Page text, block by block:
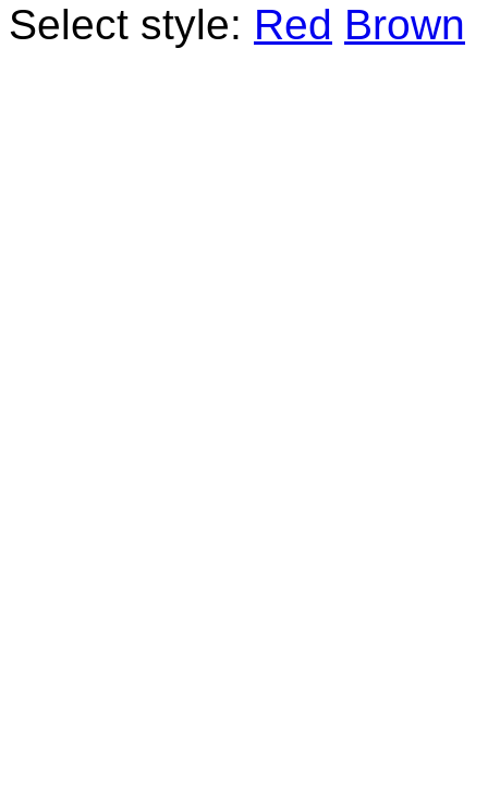
Select style: Red Brown